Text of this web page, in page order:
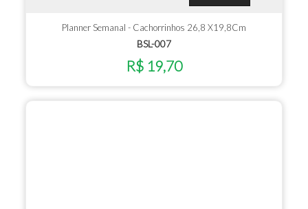
Planner Semanal - Cachorrinhos 26,8 X19,8Cm
BSL-007
R$ 19,70